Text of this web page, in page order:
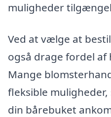
muligheder
Ved at vælge at
også drage fordel
Mange
fleksible
din bårebuket